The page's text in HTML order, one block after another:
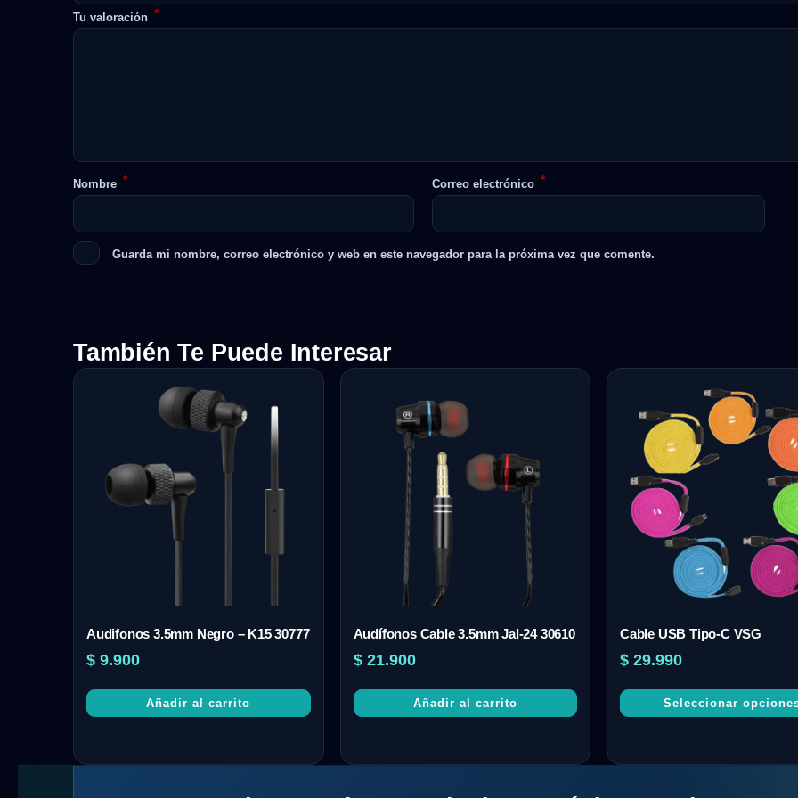
Tu valoración *
Nombre * Correo electrónico *
Guarda mi nombre, correo electrónico y web en este navegador para la próxima vez que comente.
También Te Puede Interesar
Audifonos 3.5mm Negro – K15 30777
$ 9.900
Añadir al carrito
Audífonos Cable 3.5mm Jal-24 30610
$21.900
Añadir al carrito
Cable USB Tipo-C VSG
$ 29.990
Seleccionar